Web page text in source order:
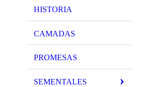
HISTORIA
CAMADAS
PROMESAS
SEMENTALES